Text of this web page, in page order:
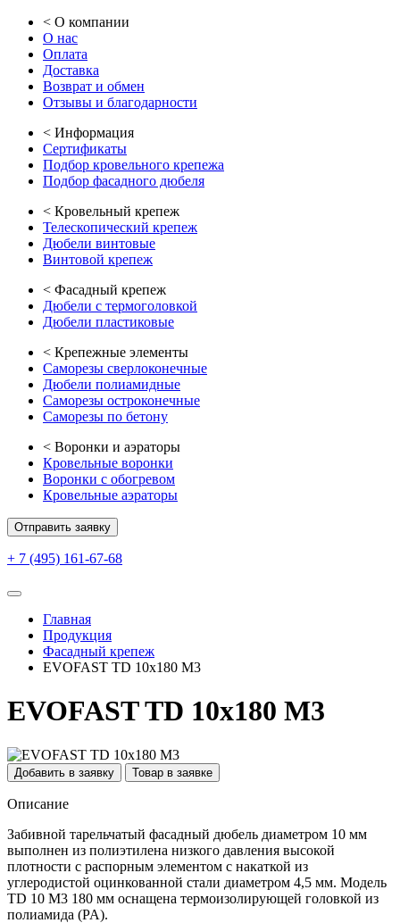
< О компании
О нас
Оплата
Доставка
Возврат и обмен
Отзывы и благодарности
< Информация
Сертификаты
Подбор кровельного крепежа
Подбор фасадного дюбеля
< Кровельный крепеж
Телескопический крепеж
Дюбели винтовые
Винтовой крепеж
< Фасадный крепеж
Дюбели с термоголовкой
Дюбели пластиковые
< Крепежные элементы
Саморезы сверлоконечные
Дюбели полиамидные
Саморезы остроконечные
Саморезы по бетону
< Воронки и аэраторы
Кровельные воронки
Воронки с обогревом
Кровельные аэраторы
Отправить заявку
+ 7 (495) 161-67-68
Главная
Продукция
Фасадный крепеж
EVOFAST TD 10х180 М3
EVOFAST TD 10х180 М3
Добавить в заявку Товар в заявке
Описание
Забивной тарельчатый фасадный дюбель диаметром 10 мм
выполнен из полиэтилена низкого давления высокой
плотности с распорным элементом с накаткой из
углеродистой оцинкованной стали диаметром 4,5 мм. Модель
TD 10 M3 180 мм оснащена термоизолирующей головкой из
полиамида (PA).